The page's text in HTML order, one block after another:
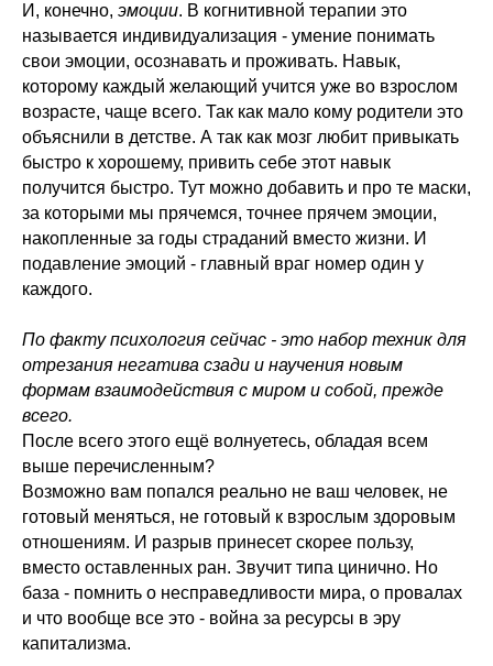
И, конечно, эмоции. В когнитивной терапии это
называется индивидуализация - умение понимать
свои эмоции, осознавать и проживать. Навык,
которому каждый желающий учится уже во взрослом
возрасте, чаще всего. Так как мало кому родители это
объяснили в детстве. А так как мозг любит привыкать
быстро к хорошему, привить себе этот навык
получится быстро. Тут можно добавить и про те маски,
за которыми мы прячемся, точнее прячем эмоции,
накопленные за годы страданий вместо жизни. И
подавление эмоций - главный враг номер один у
каждого.
По факту психология сейчас - это набор техник для
отрезания негатива сзади и научения новым
формам взаимодействия с миром и собой, прежде
всего.
После всего этого ещё волнуетесь, обладая всем
выше перечисленным?
Возможно вам попался реально не ваш человек, не
готовый меняться, не готовый к взрослым здоровым
отношениям. И разрыв принесет скорее пользу,
вместо оставленных ран. Звучит типа цинично. Но
база - помнить о несправедливости мира, о провалах
и что вообще все это - война за ресурсы в эру
капитализма.